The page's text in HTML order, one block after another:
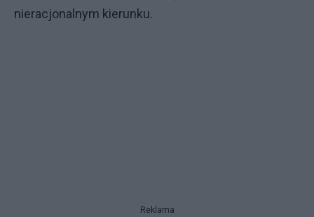
nieracjonalnym kierunku.
Reklama